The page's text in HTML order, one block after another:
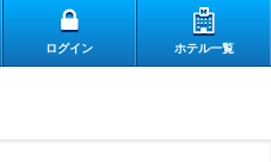
ログイン ホテル一覧